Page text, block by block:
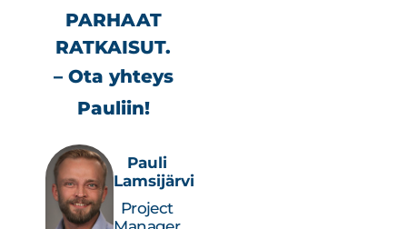
PARHAAT
RATKAISUT.
– Ota yhteys
Pauliin!
Pauli
Lamsijärvi
Project